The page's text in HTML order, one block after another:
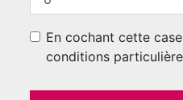
En cochant cette
conditions